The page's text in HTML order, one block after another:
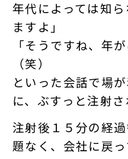
年代によっては知
ますよ」
「そうですね、年
（笑）
といった会話で場
に、ぶすっと注射さ
注射後１５分の経
題なく、会社に戻っ